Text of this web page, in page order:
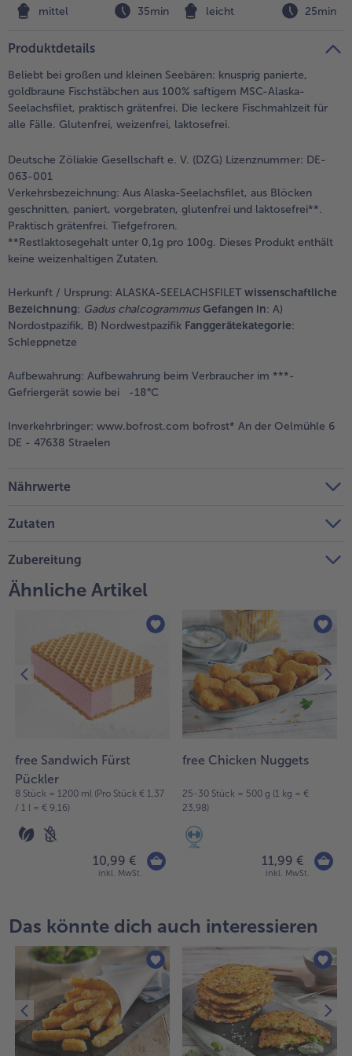
mittel 35min leicht 25min
Produktdetails
Beliebt bei großen und kleinen Seebären: knusprig panierte,
goldbraune Fischstäbchen aus 100% saftigem MSC-Alaska-
Seelachsfilet, praktisch grätenfrei. Die leckere Fischmahlzeit für
alle Fälle. Glutenfrei, weizenfrei, laktosefrei.
Deutsche Zöliakie Gesellschaft e. V. (DZG) Lizenznummer: DE-
063-001
Verkehrsbezeichnung: Aus Alaska-Seelachsfilet, aus Blöcken
geschnitten, paniert, vorgebraten, glutenfrei und laktosefrei**.
Praktisch grätenfrei. Tiefgefroren.
**Restlaktosegehalt unter 0,1g pro 100g. Dieses Produkt enthält
keine weizenhaltigen Zutaten.
Herkunft / Ursprung: ALASKA-SEELACHSFILET wissenschaftliche
Bezeichnung: Gadus chalcogrammus Gefangen in: A)
Nordostpazifik, B) Nordwestpazifik Fanggerätekategorie:
Schleppnetze
Aufbewahrung: Aufbewahrung beim Verbraucher im ***-
Gefriergerät sowie bei -18°C
Inverkehrbringer: www.bofrost.com bofrost* An der Oelmühle 6
DE - 47638 Straelen
Nährwerte
Zutaten
Zubereitung
Ähnliche Artikel
free Sandwich Fürst
Pückler
8 Stück = 1200 ml (Pro Stück € 1,37
/ 1 l = € 9,16)
10,99 €
inkl. MwSt.
free Chicken Nuggets
25-30 Stück = 500 g (1 kg = €
23,98)
11,99 €
inkl. MwSt.
Das könnte dich auch interessieren